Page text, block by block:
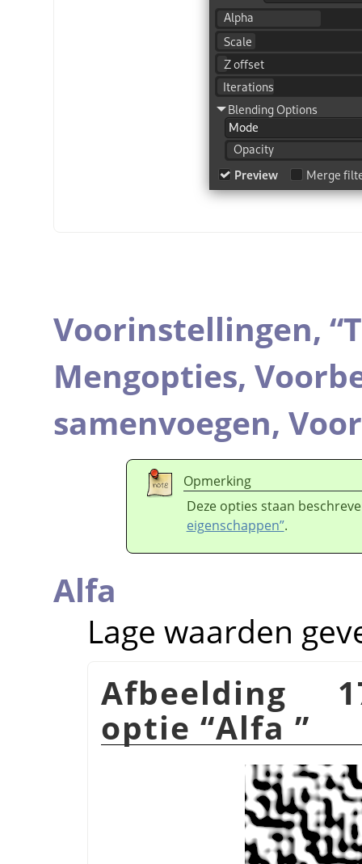
Voorinstellingen, “
Mengopties,
samenvoegen,
Opmerking
Deze opties staan
eigenschappen”.
Alfa
Lage waarden
Afbeelding
optie “Alfa ”